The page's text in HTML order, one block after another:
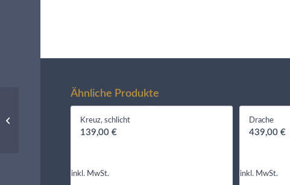
Ähnliche Produkte
Kreuz, schlicht
139,00€
inkl. MwSt.
Drache
439,00€
inkl. MwSt.
Dachschnarcher Manuel